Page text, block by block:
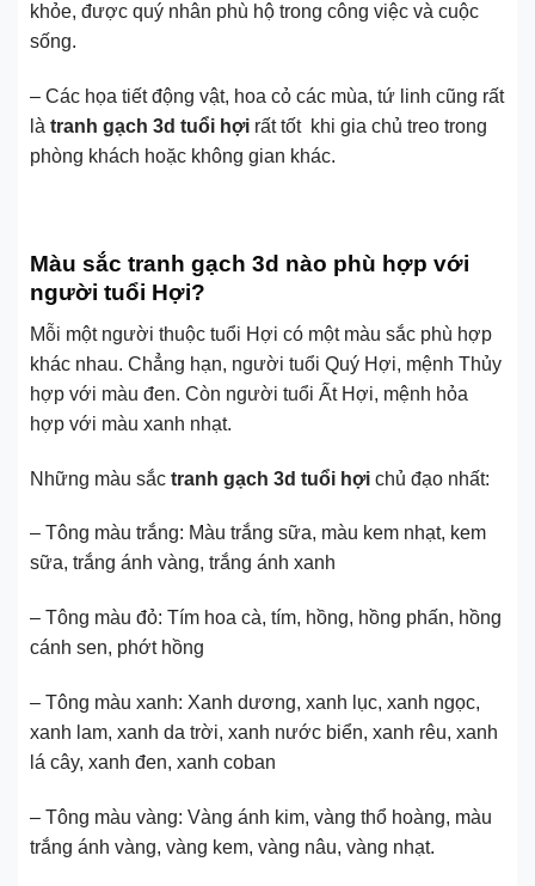
khỏe, được quý nhân phù hộ trong công việc và cuộc
sống.
– Các họa tiết động vật, hoa cỏ các mùa, tứ linh cũng rất
là tranh gạch 3d tuổi hợi rất tốt khi gia chủ treo trong
phòng khách hoặc không gian khác.
Màu sắc tranh gạch 3d nào phù hợp với
người tuổi Hợi?
Mỗi một người thuộc tuổi Hợi có một màu sắc phù hợp
khác nhau. Chẳng hạn, người tuổi Quý Hợi, mệnh Thủy
hợp với màu đen. Còn người tuổi Ất Hợi, mệnh hỏa
hợp với màu xanh nhạt.
Những màu sắc tranh gạch 3d tuổi hợi chủ đạo nhất:
– Tông màu trắng: Màu trắng sữa, màu kem nhạt, kem
sữa, trắng ánh vàng, trắng ánh xanh
– Tông màu đỏ: Tím hoa cà, tím, hồng, hồng phấn, hồng
cánh sen, phớt hồng
– Tông màu xanh: Xanh dương, xanh lục, xanh ngọc,
xanh lam, xanh da trời, xanh nước biển, xanh rêu, xanh
lá cây, xanh đen, xanh coban
– Tông màu vàng: Vàng ánh kim, vàng thổ hoàng, màu
trắng ánh vàng, vàng kem, vàng nâu, vàng nhạt.